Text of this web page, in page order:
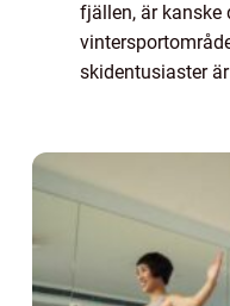
fjällen, är kanske
skidentusiaster